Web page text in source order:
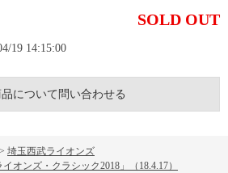
SOLD OUT
19 14:15:00
品について問い合わせる
> 埼玉西武ライオンズ
オンズ・クラシック2018」（18.4.17）